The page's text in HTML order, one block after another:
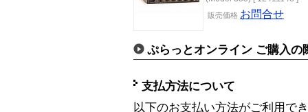
販売価格 お問合せ
ぷらっとオンライン ご購入の
支払方法について
以下のお支払い方法がご利用で